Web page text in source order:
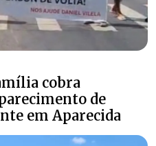
cobra
de
em Aparecida